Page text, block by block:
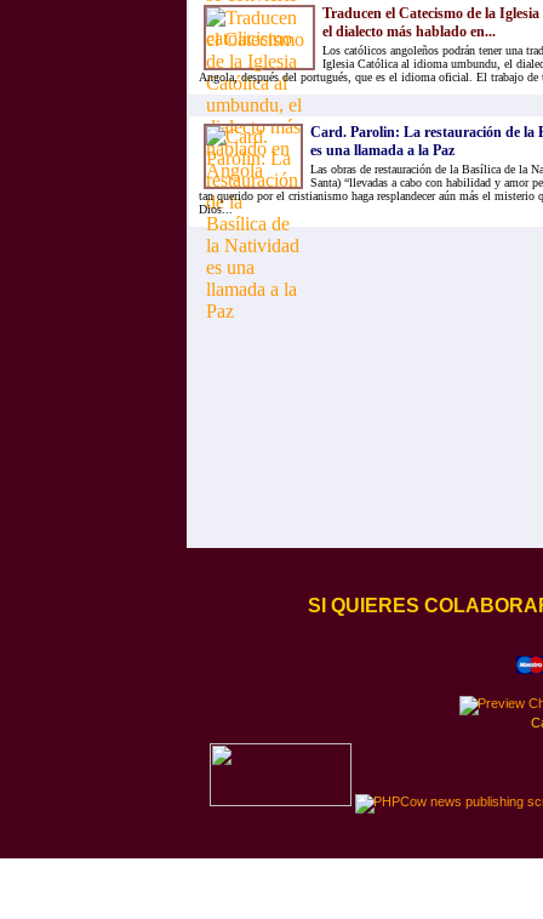
Traducen el Catecismo de la
el dialecto más hablado en...
Los católicos angoleños podrán tener una
Iglesia Católica al idioma umbundu, el
Angola, después del portugués, que es el idioma oficial. El trabajo de
Card. Parolin: La restauración de la
es una llamada a la Paz
Las obras de restauración de la Basílica de la
Santa) “llevadas a cabo con habilidad y amor
tan querido por el cristianismo haga resplandecer aún más el misterio
Dios...
SI QUIERES